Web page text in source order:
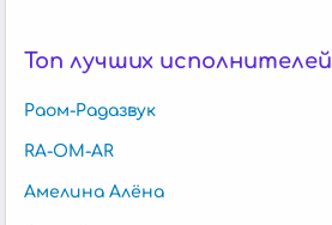
Топ лучших исполнителей
Раом-Радазвук
RA-OM-AR
Амелина Алёна